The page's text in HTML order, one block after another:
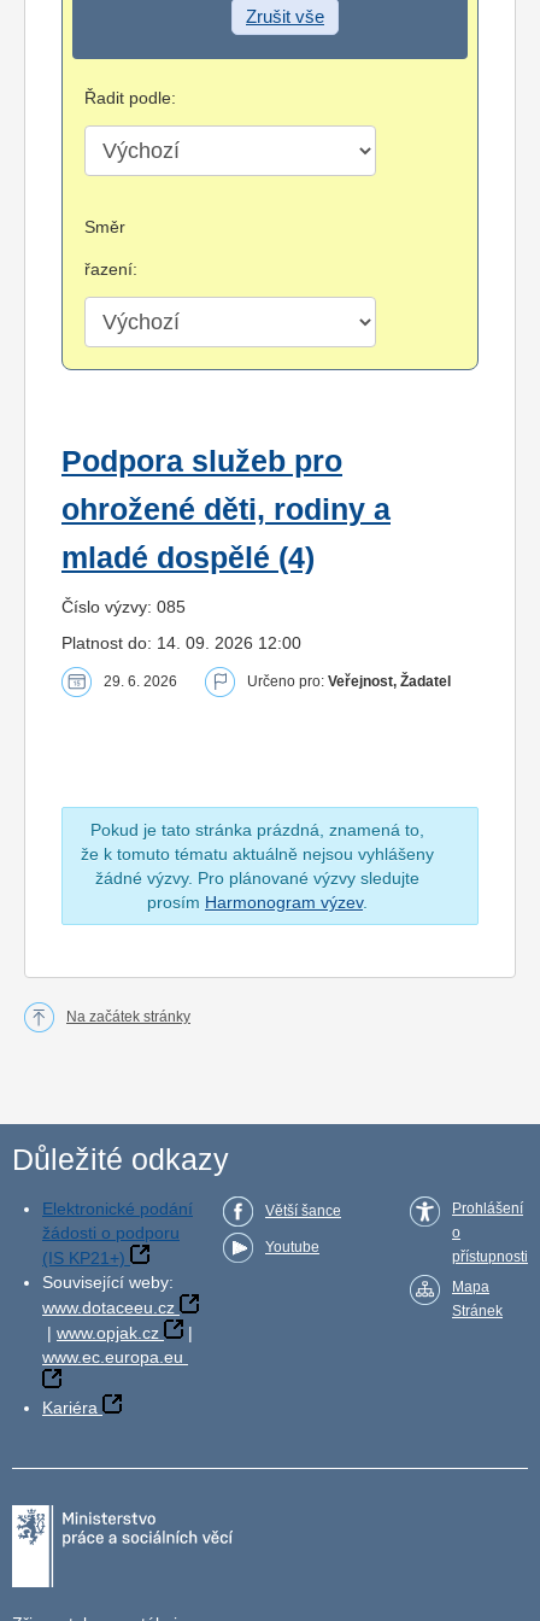
Zrušit vše
Řadit podle:
Směr
řazení:
Podpora služeb pro
ohrožené děti, rodiny a
mladé dospělé (4)
Číslo výzvy: 085
Platnost do: 14. 09. 2026 12:00
29. 6. 2026 Určeno pro: Veřejnost, Žadatel
Pokud je tato stránka prázdná, znamená to,
že k tomuto tématu aktuálně nejsou vyhlášeny
žádné výzvy. Pro plánované výzvy sledujte
prosím Harmonogram výzev.
Na začátek stránky
Důležité odkazy
Elektronické podání
žádosti o podporu
(IS KP21+)
Související weby:
www.dotaceeu.cz
| www.opjak.cz
|
www.ec.europa.eu
Kariéra
Větší šance
Youtube
Prohlášení
o
přístupnosti
Mapa
Stránek